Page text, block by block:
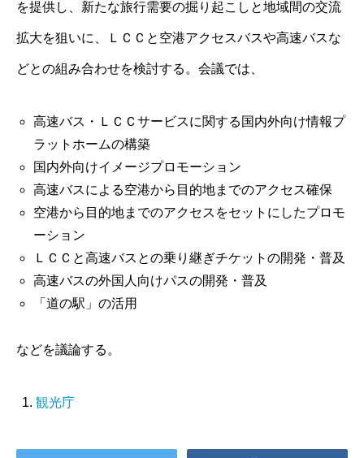
を提供し、新たな旅行需要の掘り起こしと地域間の交流
拡大を狙いに、ＬＣＣと空港アクセスバスや高速バスな
どとの組み合わせを検討する。会議では、
高速バス・ＬＣＣサービスに関する国内外向け情報プ
ラットホームの構築
国内外向けイメージプロモーション
高速バスによる空港から目的地までのアクセス確保
空港から目的地までのアクセスをセットにしたプロモ
ーション
ＬＣＣと高速バスとの乗り継ぎチケットの開発・普及
高速バスの外国人向けパスの開発・普及
「道の駅」の活用
などを議論する。
観光庁